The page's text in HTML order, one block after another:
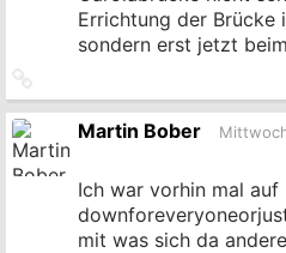
Errichtung der Brücke
sondern erst jetzt
zum
Originalbeitrag
Martin Bober
Ich war vorhin mal auf
mit was sich da